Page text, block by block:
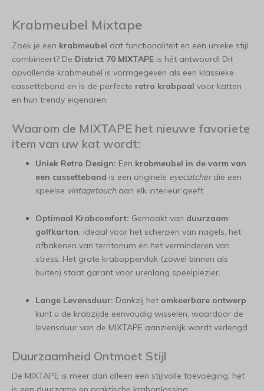
Krabmeubel Mixtape
Zoek je een krabmeubel dat functionaliteit en een unieke stijl
combineert? De District 70 MIXTAPE is hét antwoord! Dit
opvallende krabmeubel is vormgegeven als een klassieke
cassetteband en is de perfecte retro krabpaal voor katten
en hun trendy eigenaren.
Waarom de MIXTAPE het nieuwe favoriete
item van uw kat wordt:
Uniek Retro Design: Een krabmeubel in de vorm van
een cassetteband is een originele eyecatcherdie een
speelse vintagetouchaan elk interieur geeft.
Optimaal Krabcomfort: Gemaakt van duurzaam
golfkarton, ideaal voor het scherpen van nagels, het
afbakenen van territorium en het verminderen van
stress. Het grote kraboppervlak (zowel binnen als
buiten) staat garant voor urenlang speelplezier.
Lange Levensduur: Dankzij het omkeerbare ontwerp
kunt u de krabzijde eenvoudig wisselen, waardoor de
levensduur van de MIXTAPE aanzienlijk wordt verlengd.
Duurzaamheid Ontmoet Stijl
De MIXTAPE is meer dan alleen een stijlvolle toevoeging; het